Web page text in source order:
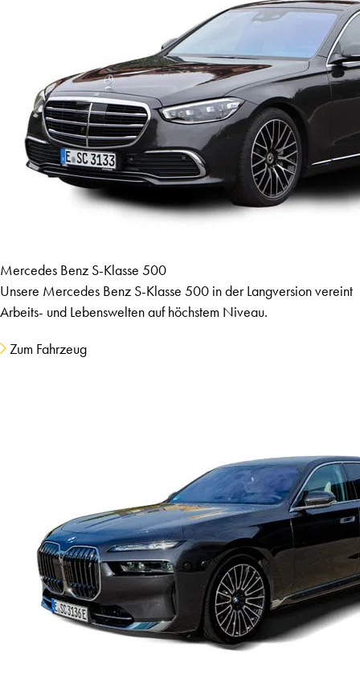
Mercedes Benz S-Klasse 500
Unsere Mercedes Benz S-Klasse 500 in der Langversion vereint
Arbeits- und Lebenswelten auf höchstem Niveau.
Zum Fahrzeug